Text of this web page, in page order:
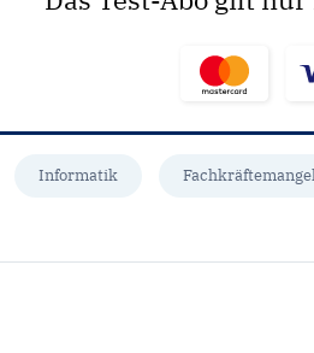
Informatik